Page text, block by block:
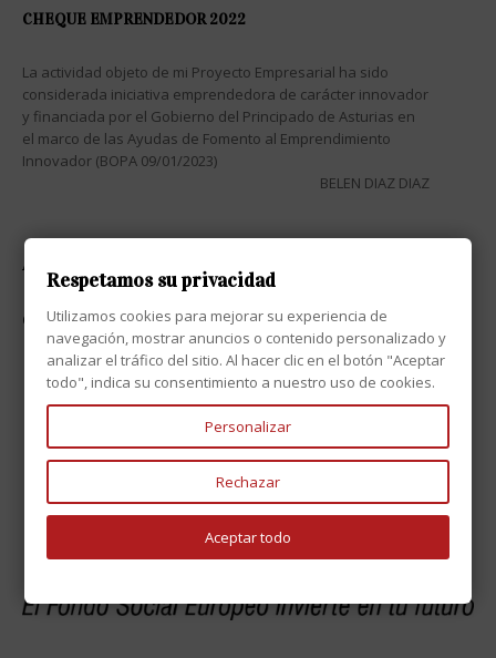
CHEQUE EMPRENDEDOR 2022
La actividad objeto de mi Proyecto Empresarial ha sido
considerada iniciativa emprendedora de carácter innovador
y financiada por el Gobierno del Principado de Asturias en
el marco de las Ayudas de Fomento al Emprendimiento
Innovador (BOPA 09/01/2023)
BELEN DIAZ DIAZ
ATENCIÓN AL CLIENTE
CONTACTO
Respetamos su privacidad
Utilizamos cookies para mejorar su experiencia de
navegación, mostrar anuncios o contenido personalizado y
analizar el tráfico del sitio. Al hacer clic en el botón "Aceptar
todo", indica su consentimiento a nuestro uso de cookies.
Personalizar
Rechazar
Aceptar todo